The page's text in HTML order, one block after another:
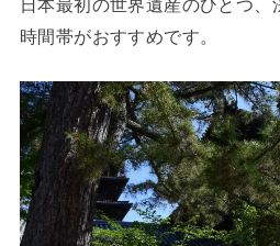
時間帯がおすすめです。